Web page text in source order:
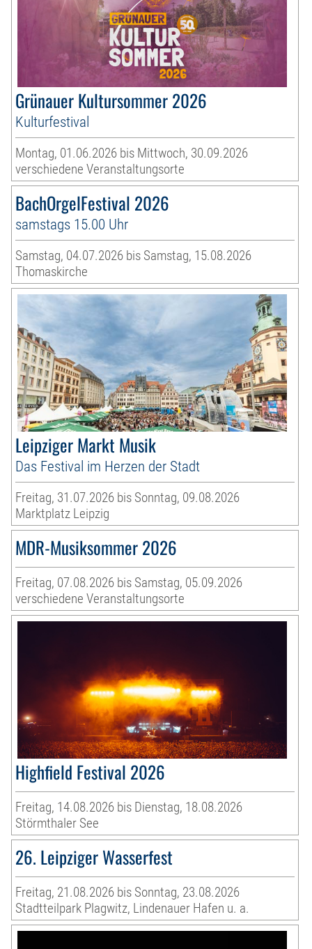
Grünauer Kultursommer 2026
Kulturfestival
Montag, 01.06.2026 bis Mittwoch, 30.09.2026
verschiedene Veranstaltungsorte
BachOrgelFestival 2026
samstags 15.00 Uhr
Samstag, 04.07.2026 bis Samstag, 15.08.2026
Thomaskirche
Leipziger Markt Musik
Das Festival im Herzen der Stadt
Freitag, 31.07.2026 bis Sonntag, 09.08.2026
Marktplatz Leipzig
MDR-Musiksommer 2026
Freitag, 07.08.2026 bis Samstag, 05.09.2026
verschiedene Veranstaltungsorte
Highfield Festival 2026
Freitag, 14.08.2026 bis Dienstag, 18.08.2026
Störmthaler See
26. Leipziger Wasserfest
Freitag, 21.08.2026 bis Sonntag, 23.08.2026
Stadtteilpark Plagwitz, Lindenauer Hafen u. a.